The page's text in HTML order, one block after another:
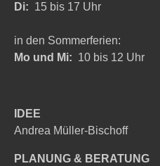
Di: 15 bis 17 Uhr
in den Sommerferien:
Mo und Mi: 10 bis 12 Uhr
IDEE
Andrea Müller-Bischoff
PLANUNG & BERATUNG